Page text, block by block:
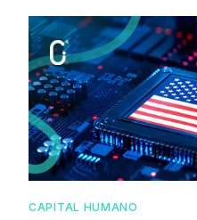
CAPITAL HUMANO